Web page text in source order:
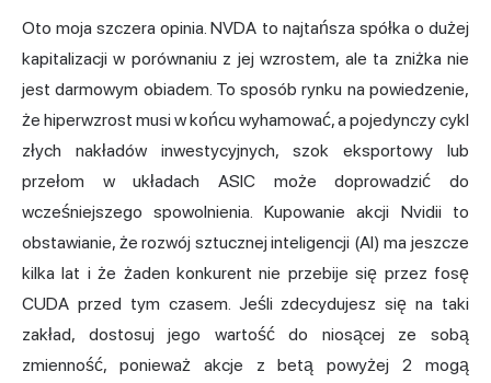
Oto moja szczera opinia. NVDA to najtańsza spółka o dużej
kapitalizacji w porównaniu z jej wzrostem, ale ta zniżka nie
jest darmowym obiadem. To sposób rynku na powiedzenie,
że hiperwzrost musi w końcu wyhamować, a pojedynczy cykl
złych nakładów inwestycyjnych, szok eksportowy lub
przełom w układach ASIC może doprowadzić do
wcześniejszego spowolnienia. Kupowanie akcji Nvidii to
obstawianie, że rozwój sztucznej inteligencji (AI) ma jeszcze
kilka lat i że żaden konkurent nie przebije się przez fosę
CUDA przed tym czasem. Jeśli zdecydujesz się na taki
zakład, dostosuj jego wartość do niosącej ze sobą
zmienność, ponieważ akcje z betą powyżej 2 mogą